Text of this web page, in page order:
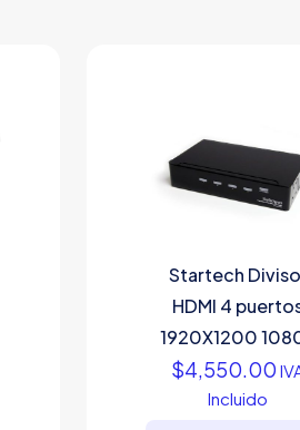
Startech
HDMI 4
1920X1200
$4,550.00
Incluido